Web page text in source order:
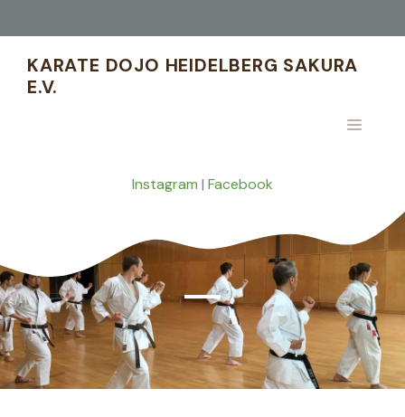
KARATE DOJO HEIDELBERG SAKURA
E.V.
MENÜ
Instagram | Facebook